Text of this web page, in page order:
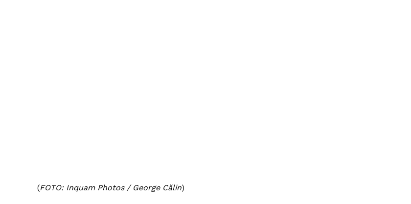
(FOTO: Inquam Photos / George Călin)